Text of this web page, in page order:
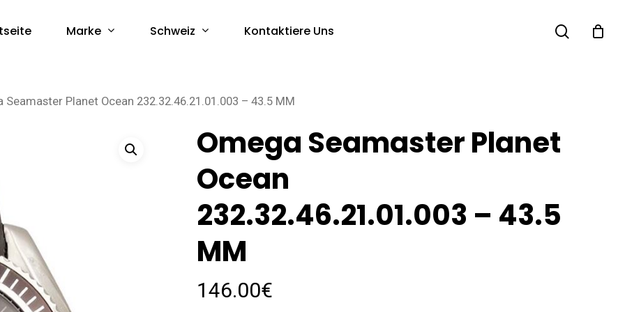
Marke Schweiz Kontaktiere Uns search
Seamaster Planet Ocean 232.32.46.21.01.003 – 43.5 MM
Omega Seamaster Planet
Ocean
232.32.46.21.01.003 – 43.5
MM
146.00€